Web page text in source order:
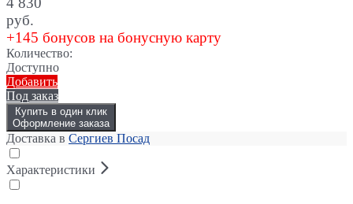
руб.
+145 бонусов на бонусную карту
Количество:
Доступно
Добавить
Под заказ
Купить в один клик
Оформление заказа
Доставка в Сергиев Посад
Характеристики